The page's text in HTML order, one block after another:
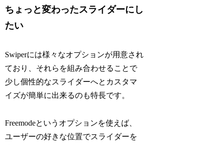
ちょっと変わったスライダーにし
たい
Swiperには様々なオプションが用意され
ており、それらを組み合わせることで
少し個性的なスライダーへとカスタマ
イズが簡単に出来るのも特長です。
Freemodeというオプションを使えば、
ユーザーの好きな位置でスライダーを